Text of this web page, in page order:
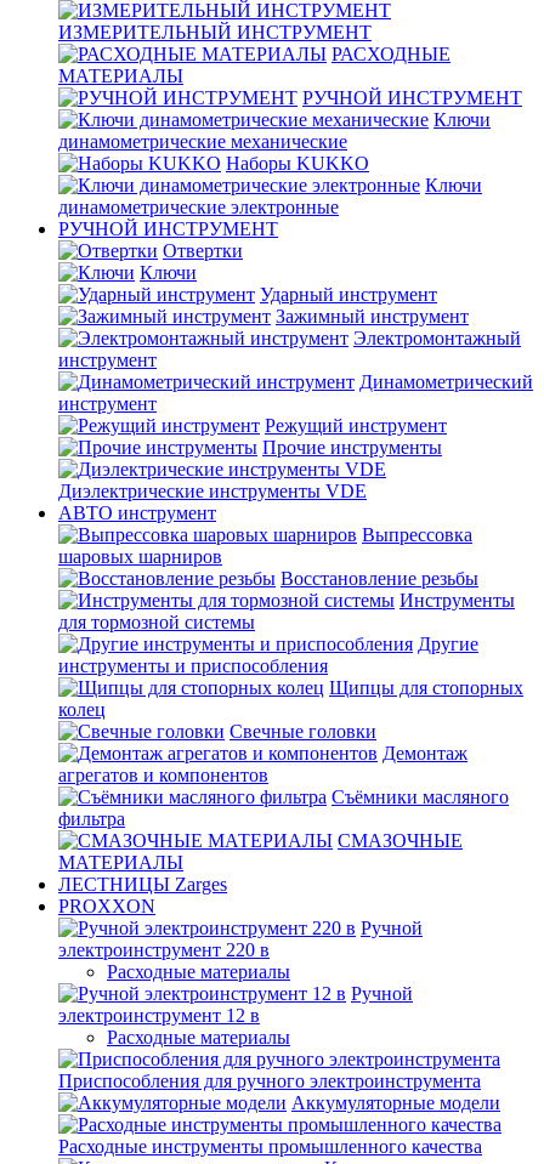
ИЗМЕРИТЕЛЬНЫЙ ИНСТРУМЕНТ
РАСХОДНЫЕ
МАТЕРИАЛЫ
РУЧНОЙ ИНСТРУМЕНТ
Ключи
динамометрические механические
Наборы KUKKO
Ключи
динамометрические электронные
РУЧНОЙ ИНСТРУМЕНТ
Отвертки
Ключи
Ударный инструмент
Зажимный инструмент
Электромонтажный
инструмент
Динамометрический
инструмент
Режущий инструмент
Прочие инструменты
Диэлектрические инструменты VDE
АВТО инструмент
Выпрессовка
шаровых шарниров
Восстановление резьбы
Инструменты
для тормозной системы
Другие
инструменты и приспособления
Щипцы для стопорных
колец
Свечные головки
Демонтаж
агрегатов и компонентов
Съёмники масляного
фильтра
СМАЗОЧНЫЕ
МАТЕРИАЛЫ
ЛЕСТНИЦЫ Zarges
PROXXON
Ручной
электроинструмент 220 в
Расходные материалы
Ручной
электроинструмент 12 в
Расходные материалы
Приспособления для ручного электроинструмента
Аккумуляторные модели
Расходные инструменты промышленного качества